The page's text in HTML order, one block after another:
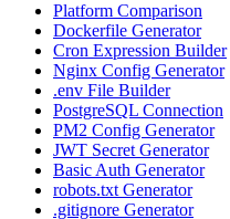
Platform Comparison
Dockerfile Generator
Cron Expression Builder
Nginx Config Generator
.env File Builder
PostgreSQL Connection
PM2 Config Generator
JWT Secret Generator
Basic Auth Generator
robots.txt Generator
.gitignore Generator